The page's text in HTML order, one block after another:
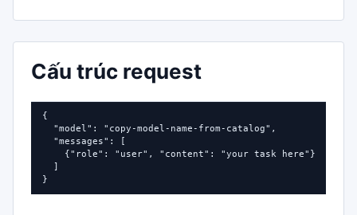
Cấu trúc request
{
  "model": "copy-model-name-from-catalog",
  "messages": [
    {"role": "user", "content": "your task here"}
  ]
}